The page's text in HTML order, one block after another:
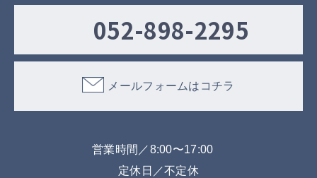
052-898-2295
メールフォームはコチラ
営業時間／8:00〜17:00
定休日／不定休